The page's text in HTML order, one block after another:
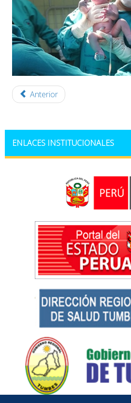
Anterior
ENLACES INSTITUCIONALES